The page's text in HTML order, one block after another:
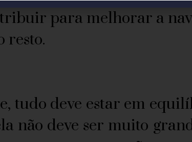
para melhorar a
resto.
tudo deve estar em
não deve ser muito